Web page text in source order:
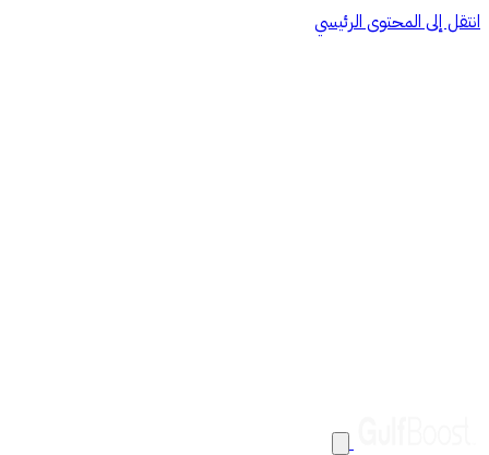
انتقل إلى المحتوى الرئيسي